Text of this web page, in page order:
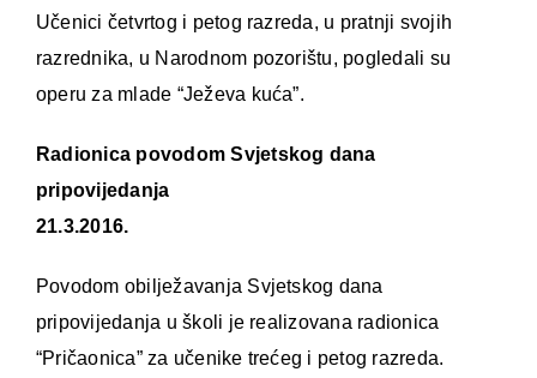
Učenici četvrtog i petog razreda, u pratnji svojih
razrednika, u Narodnom pozorištu, pogledali su
operu za mlade “Ježeva kuća”.
Radionica povodom Svjetskog dana
pripovijedanja
21.3.2016.
Povodom obilježavanja Svjetskog dana
pripovijedanja u školi je realizovana radionica
“Pričaonica” za učenike trećeg i petog razreda.